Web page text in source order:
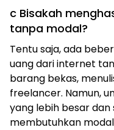
c Bisakah
tanpa modal?
Tentu saja, ada
uang dari internet
barang bekas,
freelancer. Namun,
yang lebih besar dan
membutuhkan